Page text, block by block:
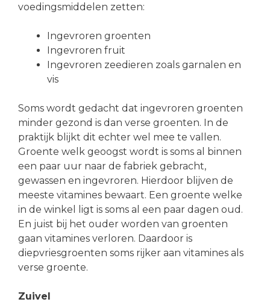
voedingsmiddelen zetten:
Ingevroren groenten
Ingevroren fruit
Ingevroren zeedieren zoals garnalen en
vis
Soms wordt gedacht dat ingevroren groenten
minder gezond is dan verse groenten. In de
praktijk blijkt dit echter wel mee te vallen.
Groente welk geoogst wordt is soms al binnen
een paar uur naar de fabriek gebracht,
gewassen en ingevroren. Hierdoor blijven de
meeste vitamines bewaart. Een groente welke
in de winkel ligt is soms al een paar dagen oud.
En juist bij het ouder worden van groenten
gaan vitamines verloren. Daardoor is
diepvriesgroenten soms rijker aan vitamines als
verse groente.
Zuivel